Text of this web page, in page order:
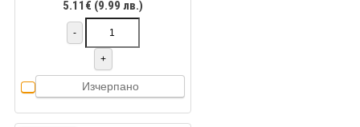
5.11€ (9.99 лв.)
-
+
Изчерпано